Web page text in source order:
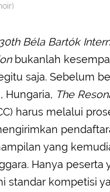
30th Béla Bartók
bukanlah
saja. Sebelum
Hungaria, The
harus melalui
yang
Hanya peserta
standar kompetisi